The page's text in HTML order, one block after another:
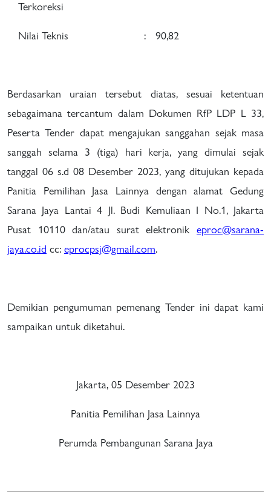
Terkoreksi
Nilai Teknis : 90,82
Berdasarkan uraian tersebut diatas, sesuai ketentuan
sebagaimana tercantum dalam Dokumen RfP LDP L 33,
Peserta Tender dapat mengajukan sanggahan sejak masa
sanggah selama 3 (tiga) hari kerja, yang dimulai sejak
tanggal 06 s.d 08 Desember 2023, yang ditujukan kepada
Panitia Pemilihan Jasa Lainnya dengan alamat Gedung
Sarana Jaya Lantai 4 Jl. Budi Kemuliaan I No.1, Jakarta
Pusat 10110 dan/atau surat elektronik eproc@sarana-
jaya.co.id cc: eprocpsj@gmail.com.
Demikian pengumuman pemenang Tender ini dapat kami
sampaikan untuk diketahui.
Jakarta, 05 Desember 2023
Panitia Pemilihan Jasa Lainnya
Perumda Pembangunan Sarana Jaya